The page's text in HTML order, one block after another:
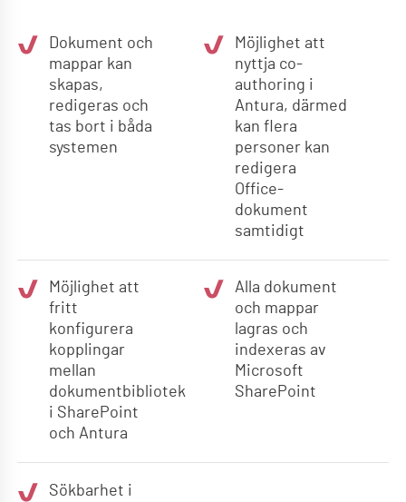
Dokument och
mappar kan
skapas,
redigeras och
tas bort i båda
systemen
Möjlighet att
nyttja co-
authoring i
Antura, därmed
kan flera
personer kan
redigera
Office-
dokument
samtidigt
Möjlighet att
fritt
konfigurera
kopplingar
mellan
dokumentbibliotek
i SharePoint
och Antura
Alla dokument
och mappar
lagras och
indexeras av
Microsoft
SharePoint
Sökbarhet i